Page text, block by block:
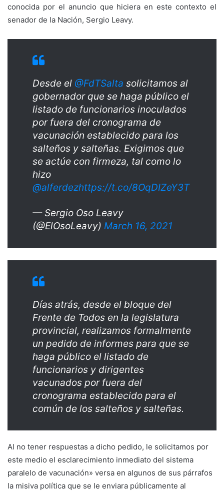
conocida por el anuncio que hiciera en este contexto el
senador de la Nación, Sergio Leavy.
Desde el @FdTSalta solicitamos al
gobernador que se haga público el
listado de funcionarios inoculados
por fuera del cronograma de
vacunación establecido para los
salteños y salteñas. Exigimos que
se actúe con firmeza, tal como lo
hizo
@alferdezhttps://t.co/8OqDIZeY3T
— Sergio Oso Leavy
(@ElOsoLeavy) March 16, 2021
Días atrás, desde el bloque del
Frente de Todos en la legislatura
provincial, realizamos formalmente
un pedido de informes para que se
haga público el listado de
funcionarios y dirigentes
vacunados por fuera del
cronograma establecido para el
común de los salteños y salteñas.
Al no tener respuestas a dicho pedido, le solicitamos por
este medio el esclarecimiento inmediato del sistema
paralelo de vacunación» versa en algunos de sus párrafos
la misiva política que se le enviara públicamente al